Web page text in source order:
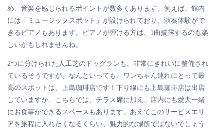
め、音楽を感じられるポイントが数多くあります。例えば、館内
には「ミュージックスポット」が設けられており、演奏体験がで
きるピアノもあります。ピアノが弾ける方は、1曲披露するのも楽
しいかもしれませんね。
2つに分けられた人工芝のドッグランも、非常にきれいに整備され
ているそうですが、なんといっても、ワンちゃん連れにとって最
高のスポットは、上島珈琲店です！下り線にも上島珈琲店は出店
していますが、こちらでは、テラス席に加え、店内にも愛犬一緒
にお食事ができるスペースもあります。あえてこのサービスエリ
アを旅程に入れたくなるくらい、魅力的な場所ではないでしょう